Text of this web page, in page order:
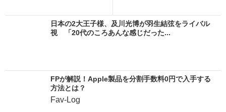
日本の2大王子様、及川光博が羽生結弦をライバル
視 「20代のころあんな感じだった...
FPが解説！Apple製品を分割手数料0円で入手する
方法とは？
Fav-Log